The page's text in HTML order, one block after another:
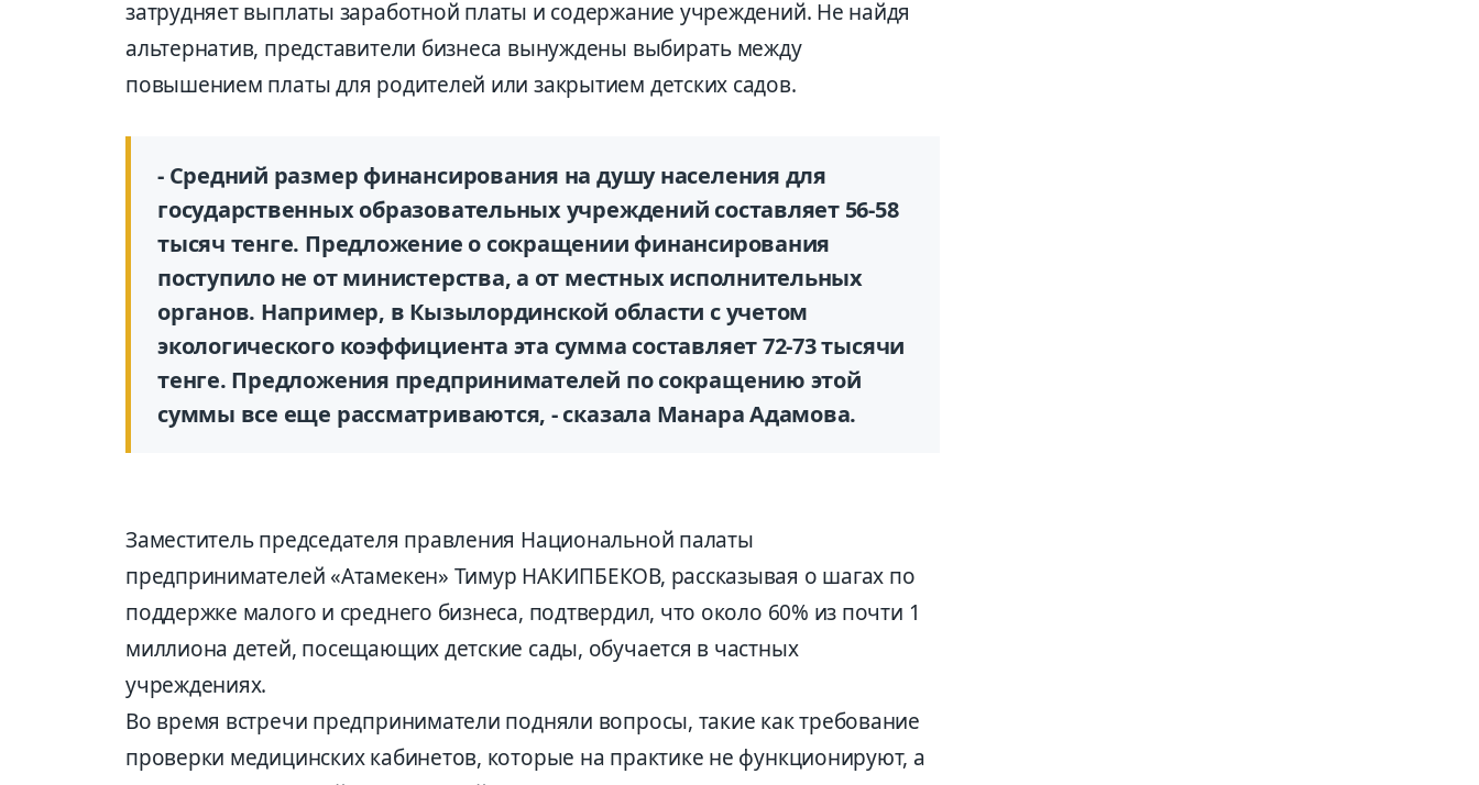
затрудняет выплаты заработной платы и содержание учреждений. Не найдя
альтернатив, представители бизнеса вынуждены выбирать между
повышением платы для родителей или закрытием детских садов.
- Средний размер финансирования на душу населения для
государственных образовательных учреждений составляет 56-58
тысяч тенге. Предложение о сокращении финансирования
поступило не от министерства, а от местных исполнительных
органов. Например, в Кызылординской области с учетом
экологического коэффициента эта сумма составляет 72-73 тысячи
тенге. Предложения предпринимателей по сокращению этой
суммы все еще рассматриваются, - сказала Манара Адамова.
Заместитель председателя правления Национальной палаты
предпринимателей «Атамекен» Тимур НАКИПБЕКОВ, рассказывая о шагах по
поддержке малого и среднего бизнеса, подтвердил, что около 60% из почти 1
миллиона детей, посещающих детские сады, обучается в частных
учреждениях.
Во время встречи предприниматели подняли вопросы, такие как требование
проверки медицинских кабинетов, которые на практике не функционируют, а